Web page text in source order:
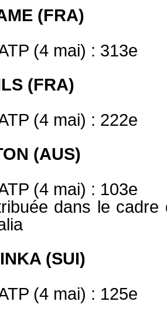
(FRA)
(4 mai) : 313e
(FRA)
(4 mai) : 222e
(AUS)
(4 mai) : 103e
dans le
(SUI)
(4 mai) : 125e